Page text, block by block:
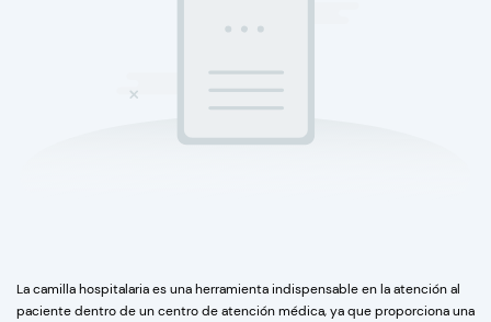
La camilla hospitalaria es una herramienta indispensable en la atención al
paciente dentro de un centro de atención médica, ya que proporciona una